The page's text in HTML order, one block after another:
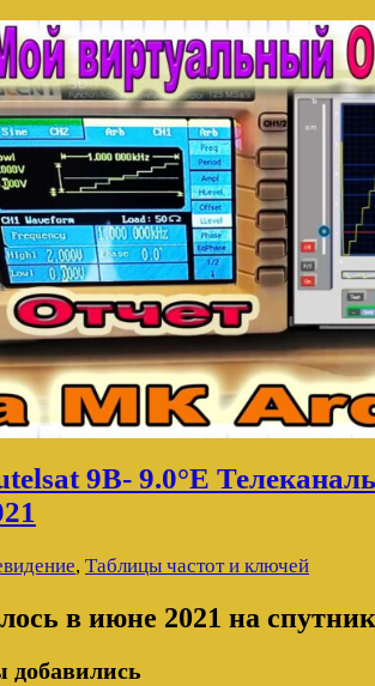
9B- 9.0°E
, Таблицы частот и ключей
в июне 2021 на